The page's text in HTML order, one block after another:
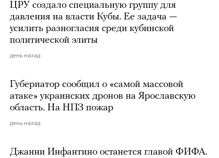
ЦРУ создало специальную группу для
давления на власти Кубы. Ее задача —
усилить разногласия среди кубинской
политической элиты
день назад
Губернатор сообщил о «самой массовой
атаке» украинских дронов на Ярославскую
область. На НПЗ пожар
день назад
Джанни Инфантино останется главой ФИФА.